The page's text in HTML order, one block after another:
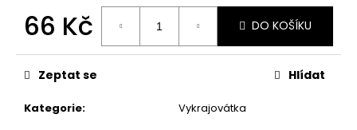
66 Kč
cena:
DO KOŠÍKU
Kategorie: Vykrajovátka
Zeptat se Hlídat
č
u
e
m